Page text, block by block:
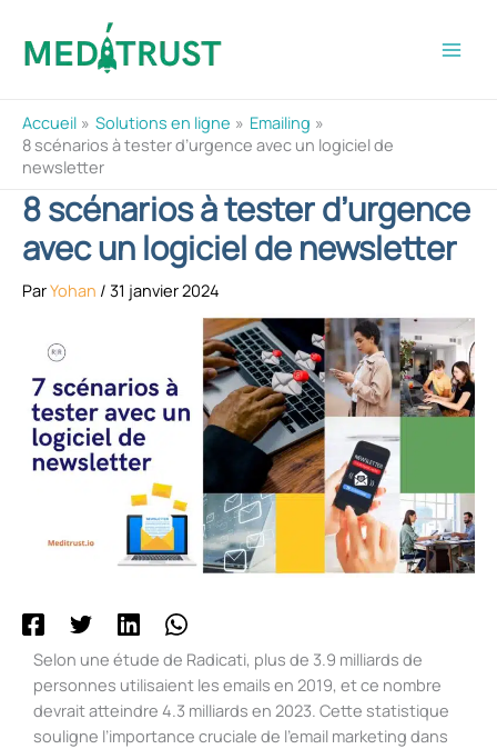
contenu
Accueil Solutions en ligne
Emailing
8 scénarios à tester d’urgence avec un logiciel de
newsletter
8 scénarios à tester d’urgence
avec un logiciel de newsletter
ParYohan / 31 janvier 2024
Selon une étude de Radicati, plus de 3.9 milliards de
personnes utilisaient les emails en 2019, et ce nombre
devrait atteindre 4.3 milliards en 2023. Cette statistique
souligne l’importance cruciale de l’email marketing dans